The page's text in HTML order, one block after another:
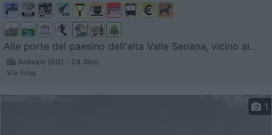
Alle porte del paesino dell'alta Valle Seriana, vicino al...
Ardesio (BG) - 24.8km
Via Frua
1